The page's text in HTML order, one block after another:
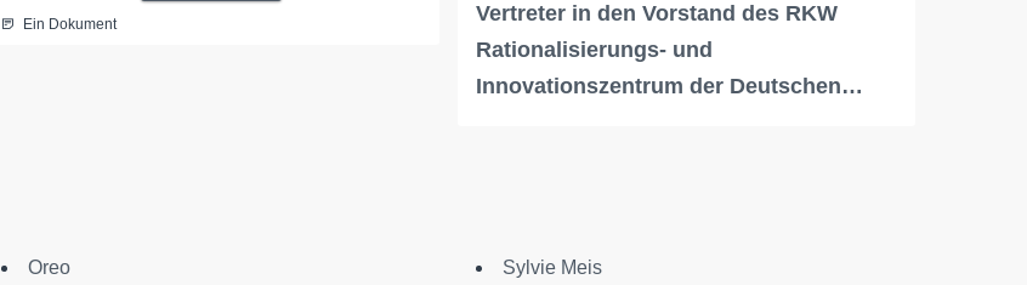
Ein Dokument
Vertreter in den Vorstand des RKW
Rationalisierungs- und
Innovationszentrum der Deutschen…
Oreo Sylvie Meis